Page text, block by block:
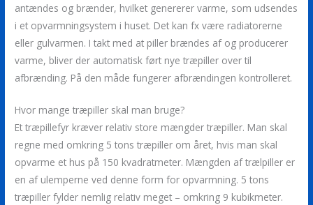
antændes og brænder, hvilket genererer varme, som udsendes
i et opvarmningsystem i huset. Det kan fx være radiatorerne
eller gulvarmen. I takt med at piller brændes af og producerer
varme, bliver der automatisk ført nye træpiller over til
afbrænding. På den måde fungerer afbrændingen kontrolleret.
Hvor mange træpiller skal man bruge?
Et træpillefyr kræver relativ store mængder træpiller. Man skal
regne med omkring 5 tons træpiller om året, hvis man skal
opvarme et hus på 150 kvadratmeter. Mængden af trælpiller er
en af ulemperne ved denne form for opvarmning. 5 tons
træpiller fylder nemlig relativ meget – omkring 9 kubikmeter.